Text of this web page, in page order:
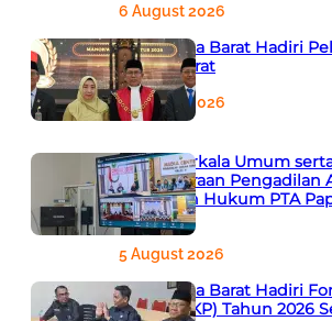
6 August 2026
PTA Papua Barat Hadiri
Papua Barat
6 August 2026
Rapat Berkala Umum
Kepaniteraan Pengadilan
Sewilayah Hukum PTA
Agustus
5 August 2026
PTA Papua Barat Hadiri
Publik (FKP) Tahun 2026